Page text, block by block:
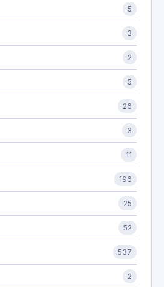
5
3
2
5
26
3
11
196
25
52
537
2